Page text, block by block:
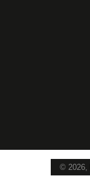
© 2026,